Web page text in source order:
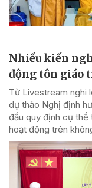
Nhiều kiến
động tôn giáo
Từ Livestream nghi
dự thảo Nghị định
đầu quy định cụ thể
hoạt động trên